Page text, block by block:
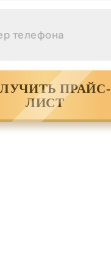
ПРАЙС-
ЛИСТ